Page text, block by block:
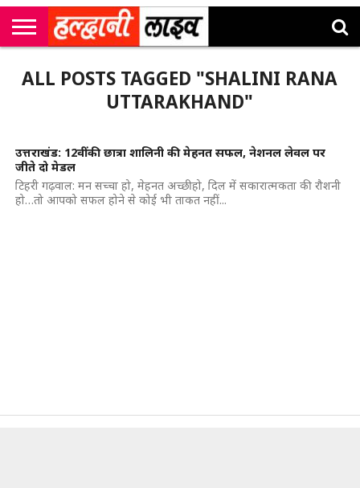
सी
एम
कॉर्नर
उत्तराखंड
न्यूज़
खेल
मनोरंजन
सम्पादकीय
जॉब
अलर्ट्स
ALL POSTS TAGGED "SHALINI RANA
UTTARAKHAND"
उत्तराखंड: 12वीं की छात्रा शालिनी की मेहनत सफल, नेशनल लेवल पर
जीते दो मेडल
टिहरी गढ़वाल: मन सच्चा हो, मेहनत अच्छी हो, दिल में सकारात्मकता की रौशनी
हो…तो आपको सफल होने से कोई भी ताकत नहीं...